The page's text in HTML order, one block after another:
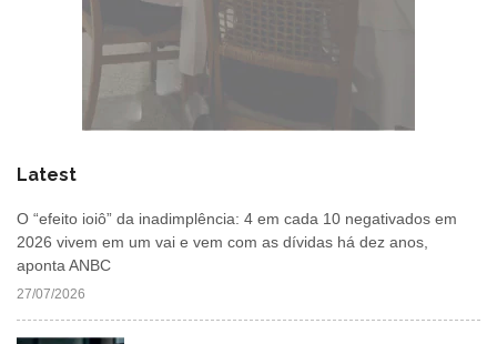
Latest
O “efeito ioiô” da inadimplência: 4 em cada 10 negativados em
2026 vivem em um vai e vem com as dívidas há dez anos,
aponta ANBC
27/07/2026